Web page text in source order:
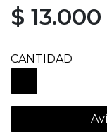
$ 13.000
CANTIDAD